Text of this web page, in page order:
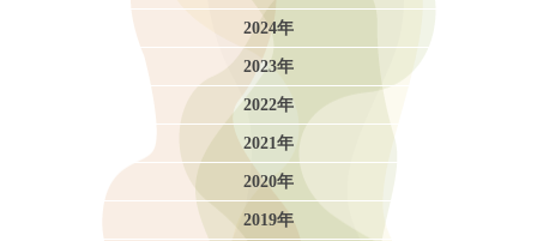
2024年
2023年
2022年
2021年
2020年
2019年